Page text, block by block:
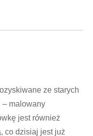
ze starych
– malowany
jest również
co dzisiaj jest już